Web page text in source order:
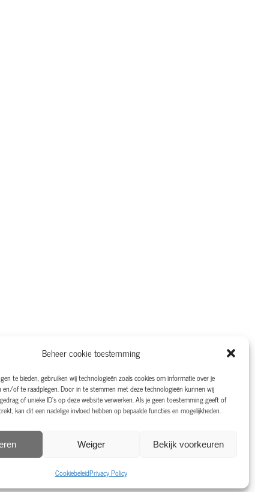
Beheer cookie toestemming
te bieden, gebruiken wij technologieën zoals cookies om informatie over je
en/of te raadplegen. Door in te stemmen met deze technologieën kunnen wij
of unieke ID's op deze website verwerken. Als je geen toestemming geeft of
kan dit een nadelige invloed hebben op bepaalde functies en mogelijkheden.
Weiger Bekijk voorkeuren
CookiebeleidPrivacy Policy